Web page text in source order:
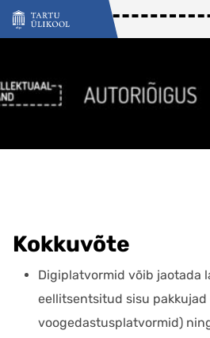
Liigu edasi põhisisu juurde
Kokkuvõte
Digiplatvormid võib jaotada
eellitsentsitud sisu pakkujad
voogedastusplatvormid)